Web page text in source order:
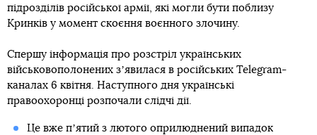
підрозділів російської армії, які могли бути поблизу
Кринків у момент скоєння воєнного злочину.
Спершу інформація про розстріл українських
військовополонених зʼявилася в російських Telegram-
каналах 6 квітня. Наступного дня українські
правоохоронці розпочали слідчі дії.
Це вже пʼятий з лютого оприлюднений випадок